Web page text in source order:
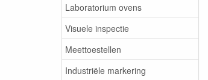
Laboratorium ovens
Visuele inspectie
Meettoestellen
Industriële markering